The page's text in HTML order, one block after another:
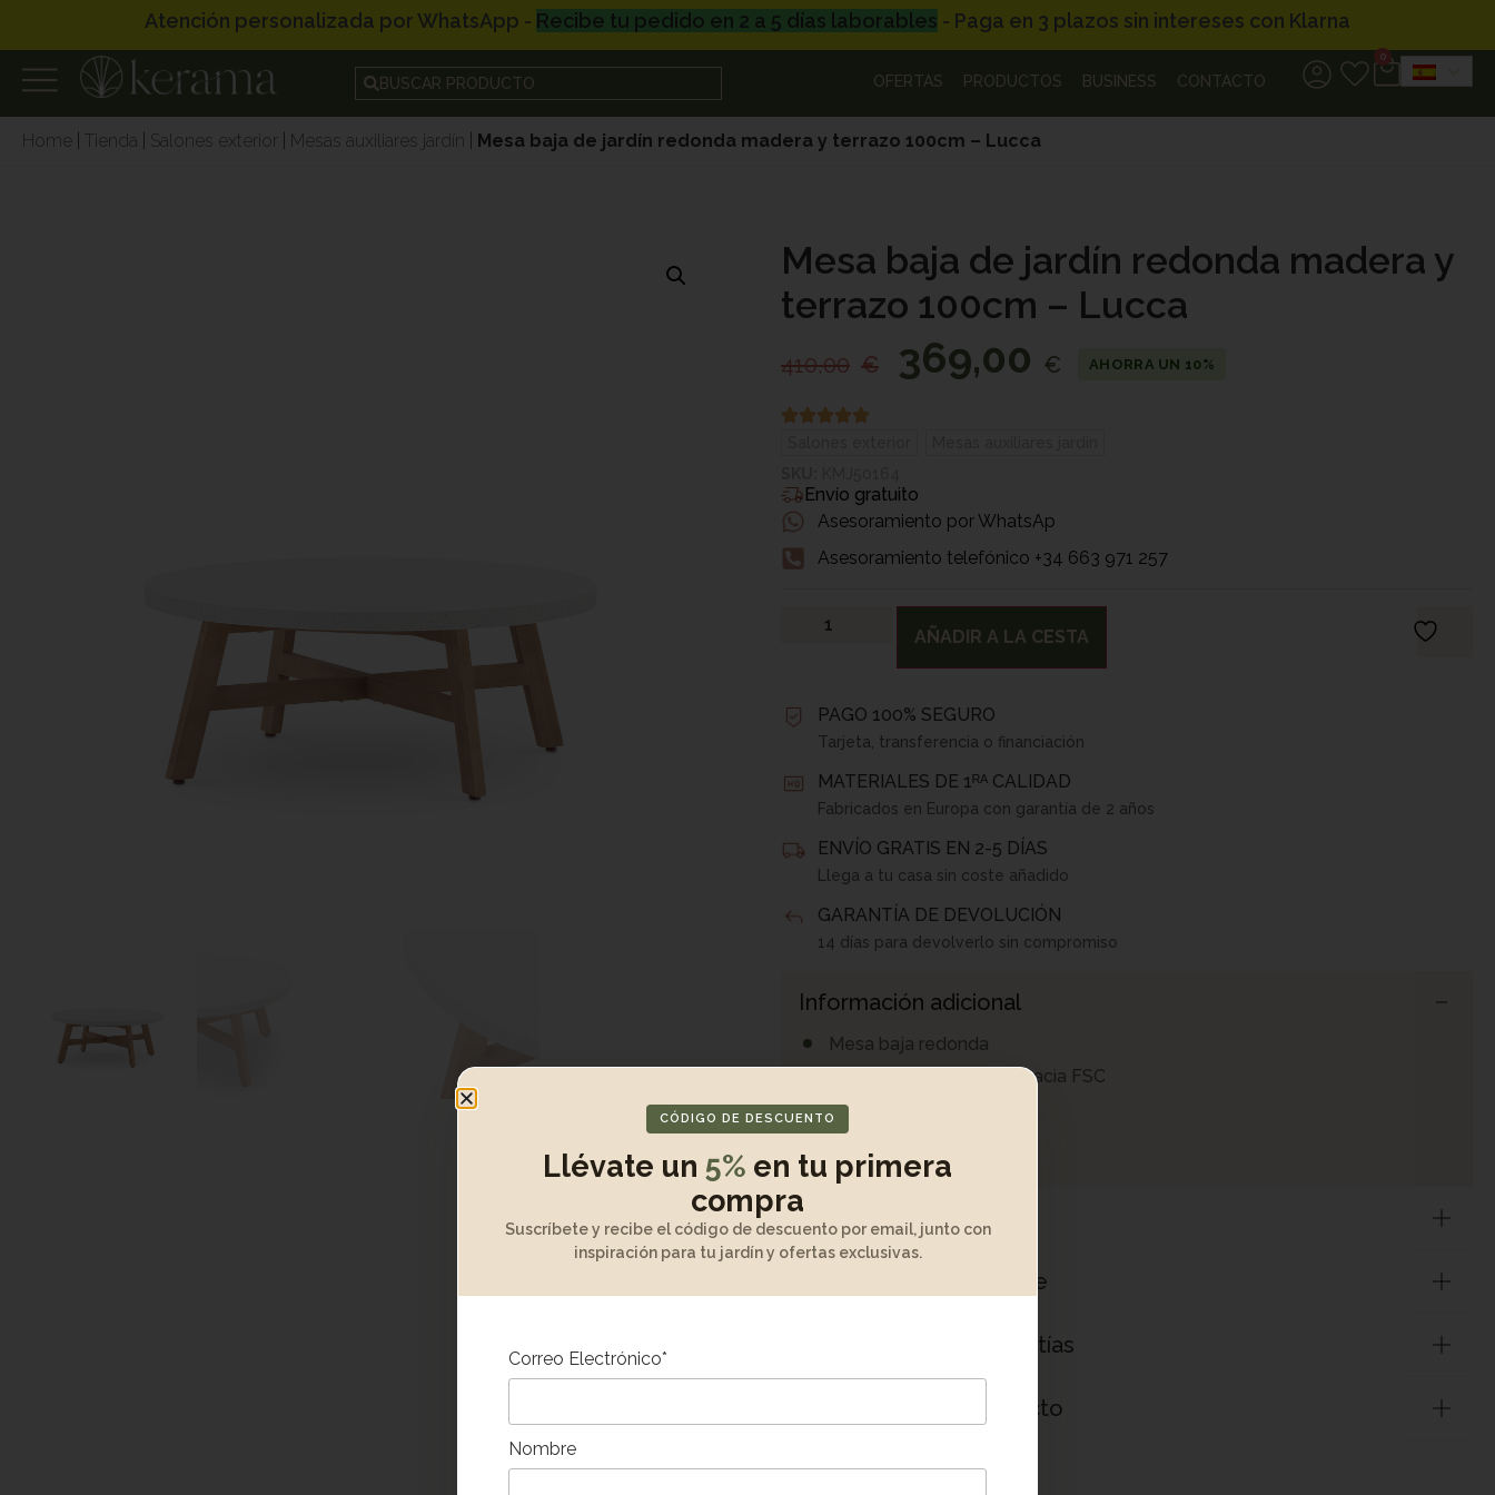
Atención personalizada por WhatsApp - - Paga en 3 plazos sin intereses con Klarna
BUSCAR PRODUCTO OFERTAS PRODUCTOS BUSINESS CONTACTO
0
Home Tienda Salones exterior Mesas auxiliares jardín Mesa baja de jardín redonda madera y terrazo 100cm – Lucca
Mesa baja de jardín redonda madera y
terrazo 100cm – Lucca
410,00 € 369,00 € AHORRA UN 10%
Envío gratuito
Asesoramiento por WhatsAp
Asesoramiento telefónico +34 663 971 257
AÑADIR A LA CESTA
PAGO 100% SEGURO
Tarjeta, transferencia o financiación
MATERIALES DE 1ᴿᴬ CALIDAD
Fabricados en Europa con garantía de 2 años
ENVÍO GRATIS EN 2-5 DÍAS
Llega a tu casa sin coste añadido
GARANTÍA DE DEVOLUCIÓN
14 días para devolverlo sin compromiso
Información adicional
Mesa baja redonda
Estructura madera de acacia FSC
Sobre de terrazo
Medidas
Desembalaje y montaje
Mantenimiento y garantías
Descripción del producto
CÓDIGO DE DESCUENTO
Llévate un 5% en tu primera
compra
Suscríbete y recibe el código de descuento por email, junto con
inspiración para tu jardín y ofertas exclusivas.
Correo Electrónico*
Nombre